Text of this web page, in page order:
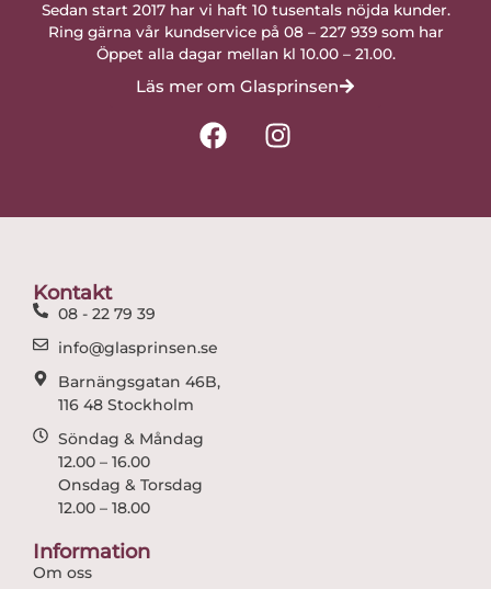
Sedan start 2017 har vi haft 10 tusentals nöjda kunder.
Ring gärna vår kundservice på 08 – 227 939 som har
Öppet alla dagar mellan kl 10.00 – 21.00.
Läs mer om Glasprinsen
F
a
I
n
Kontakt
08 - 22 79 39
info@glasprinsen.se
Barnängsgatan 46B,
116 48 Stockholm
Söndag & Måndag
12.00 – 16.00
Onsdag & Torsdag
12.00 – 18.00
Information
Om oss